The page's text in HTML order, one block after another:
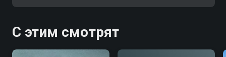
С этим смотрят